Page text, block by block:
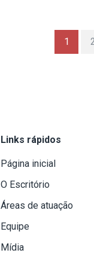
1
Links rápidos
Página inicial
O Escritório
Áreas de atuação
Equipe
Mídia